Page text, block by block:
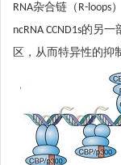
RNA杂合链（R-loops
ncRNA CCND1s的另
区，从而特异性的抑